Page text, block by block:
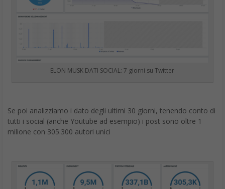
ELON MUSK DATI SOCIAL: 7 giorni su Twitter
Se poi analizziamo i dato degli ultimi 30 giorni, tenendo conto di
tutti i social (anche Youtube ad esempio) i post sono oltre 1
milione con 305.300 autori unici